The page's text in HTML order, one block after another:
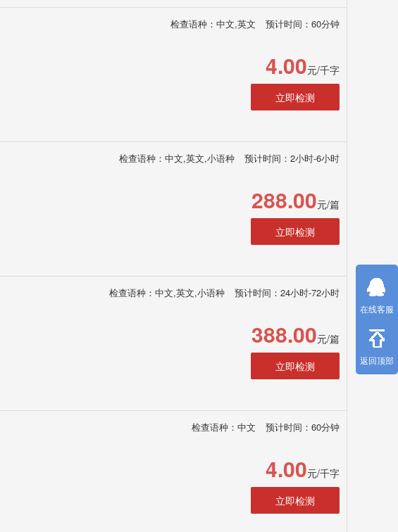
检查语种：中文,英文 预计时间：60分钟
4.00元/千字
立即检测
检查语种：中文,英文,小语种 预计时间：2小时-6小时
288.00元/篇
立即检测
检查语种：中文,英文,小语种 预计时间：24小时-72小时
388.00元/篇
立即检测
检查语种：中文 预计时间：60分钟
4.00元/千字
立即检测
在线客服
返回顶部